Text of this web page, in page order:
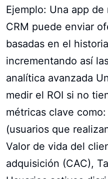
Ejemplo: Una app
CRM puede enviar
basadas en el
incrementando así
analítica avanzada
medir el ROI si no
métricas clave
(usuarios que
Valor de vida del
adquisición (CAC),